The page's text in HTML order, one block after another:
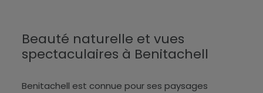
Beauté naturelle et vues
spectaculaires à Benitachell
Benitachell est connue pour ses paysages